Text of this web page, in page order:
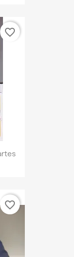
favorite_border
favorite_border